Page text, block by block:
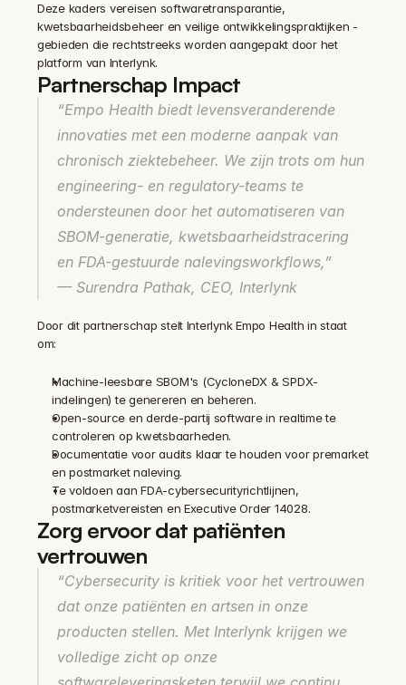
Deze kaders vereisen softwaretransparantie,
kwetsbaarheidsbeheer en veilige ontwikkelingspraktijken -
gebieden die rechtstreeks worden aangepakt door het
platform van Interlynk.
Partnerschap Impact
“Empo Health biedt levensveranderende
innovaties met een moderne aanpak van
chronisch ziektebeheer. We zijn trots om hun
engineering- en regulatory-teams te
ondersteunen door het automatiseren van
SBOM-generatie, kwetsbaarheidstracering
en FDA-gestuurde nalevingsworkflows,”
— Surendra Pathak, CEO, Interlynk
Door dit partnerschap stelt Interlynk Empo Health in staat
om:
Machine-leesbare SBOM's (CycloneDX & SPDX-
indelingen) te genereren en beheren.
Open-source en derde-partij software in realtime te
controleren op kwetsbaarheden.
Documentatie voor audits klaar te houden voor premarket
en postmarket naleving.
Te voldoen aan FDA-cybersecurityrichtlijnen,
postmarketvereisten en Executive Order 14028.
Zorg ervoor dat patiënten
vertrouwen
“Cybersecurity is kritiek voor het vertrouwen
dat onze patiënten en artsen in onze
producten stellen. Met Interlynk krijgen we
volledige zicht op onze